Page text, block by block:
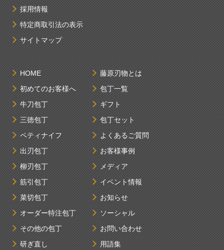
採用情報
特定商取引法の表示
サイトマップ
HOME
初めてのお客様へ
牛刀包丁
三徳包丁
ペティナイフ
出刃包丁
柳刃包丁
筋引包丁
菜切包丁
オーダー特注包丁
その他の包丁
研ぎ直し
藤原刃物とは
包丁一覧
ギフト
包丁セット
よくあるご質問
お客様事例
メディア
イベント情報
お知らせ
ソーシャル
お問い合わせ
用語集